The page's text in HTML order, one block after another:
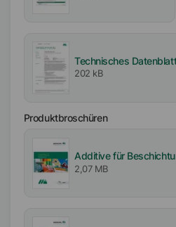
Technisches
202 kB
Produktbroschüren
Additive für
2,07 MB